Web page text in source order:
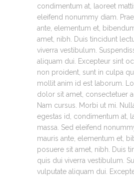
condimentum at, laoreet
eleifend nonummy diam.
ante, elementum et,
amet, nibh. Duis tincidunt
viverra vestibulum.
aliquam dui. Excepteur sint
non proident, sunt in culpa
mollit anim id est laborum.
dolor sit amet, consectetuer
Nam cursus. Morbi ut mi.
egestas id, condimentum at,
massa. Sed eleifend
mauris ante, elementum et,
posuere sit amet, nibh. Duis
quis dui viverra vestibulum.
vulputate aliquam dui.